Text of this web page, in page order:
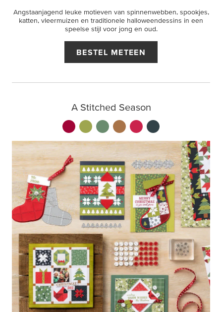
Angstaanjagend leuke motieven van spinnenwebben, spookjes,
katten, vleermuizen en traditionele halloweendessins in een
speelse stijl voor jong en oud.
BESTEL METEEN
A Stitched Season